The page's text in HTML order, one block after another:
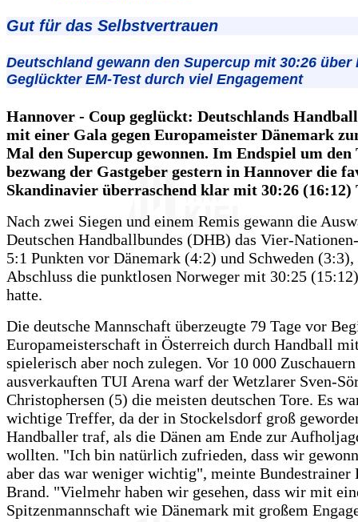
Gut für das Selbstvertrauen
Deutschland gewann den Supercup mit 30:26 über
Geglückter EM-Test durch viel Engagement
Hannover - Coup geglückt: Deutschlands
mit einer Gala gegen Europameister Dänemark
Mal den Supercup gewonnen. Im Endspiel um den
bezwang der Gastgeber gestern in Hannover die
Skandinavier überraschend klar mit 30:26 (16:12)
Nach zwei Siegen und einem Remis gewann die
Deutschen Handballbundes (DHB) das Vier-
5:1 Punkten vor Dänemark (4:2) und Schweden (3:3),
Abschluss die punktlosen Norweger mit 30:25
hatte.
Die deutsche Mannschaft überzeugte 79 Tage vor
Europameisterschaft in Österreich durch Handball
spielerisch aber noch zulegen. Vor 10 000
ausverkauften TUI Arena warf der Wetzlarer Sven-
Christophersen (5) die meisten deutschen Tore. Es
wichtige Treffer, da der in Stockelsdorf groß
Handballer traf, als die Dänen am Ende zur
wollten. "Ich bin natürlich zufrieden, dass wir
aber das war weniger wichtig", meinte Bundestrainer
Brand. "Vielmehr haben wir gesehen, dass wir mit
Spitzenmannschaft wie Dänemark mit großem